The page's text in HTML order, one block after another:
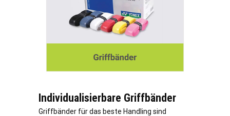
Individualisierbare Griffbänder
Griffbänder für das beste Handling sind